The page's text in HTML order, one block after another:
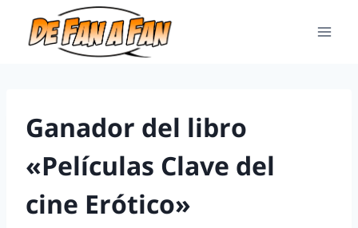
Ganador del libro
«Películas Clave del
cine Erótico»